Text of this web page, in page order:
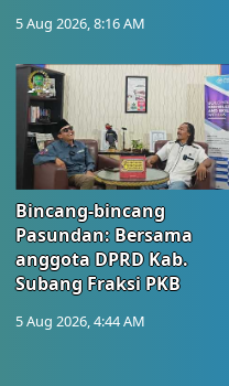
5 Aug 2026, 8:16 AM
Bincang-bincang
Pasundan: Bersama
anggota DPRD Kab.
Subang Fraksi PKB
5 Aug 2026, 4:44 AM